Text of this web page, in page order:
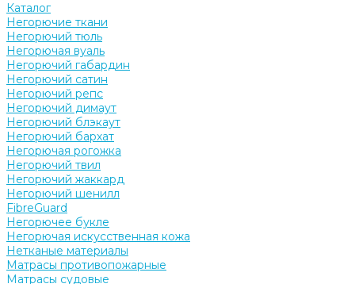
Каталог
Негорючие ткани
Негорючий тюль
Негорючая вуаль
Негорючий габардин
Негорючий сатин
Негорючий репс
Негорючий димаут
Негорючий блэкаут
Негорючий бархат
Негорючая рогожка
Негорючий твил
Негорючий жаккард
Негорючий шенилл
FibreGuard
Негорючее букле
Негорючая искусственная кожа
Нетканые материалы
Матрасы противопожарные
Матрасы судовые